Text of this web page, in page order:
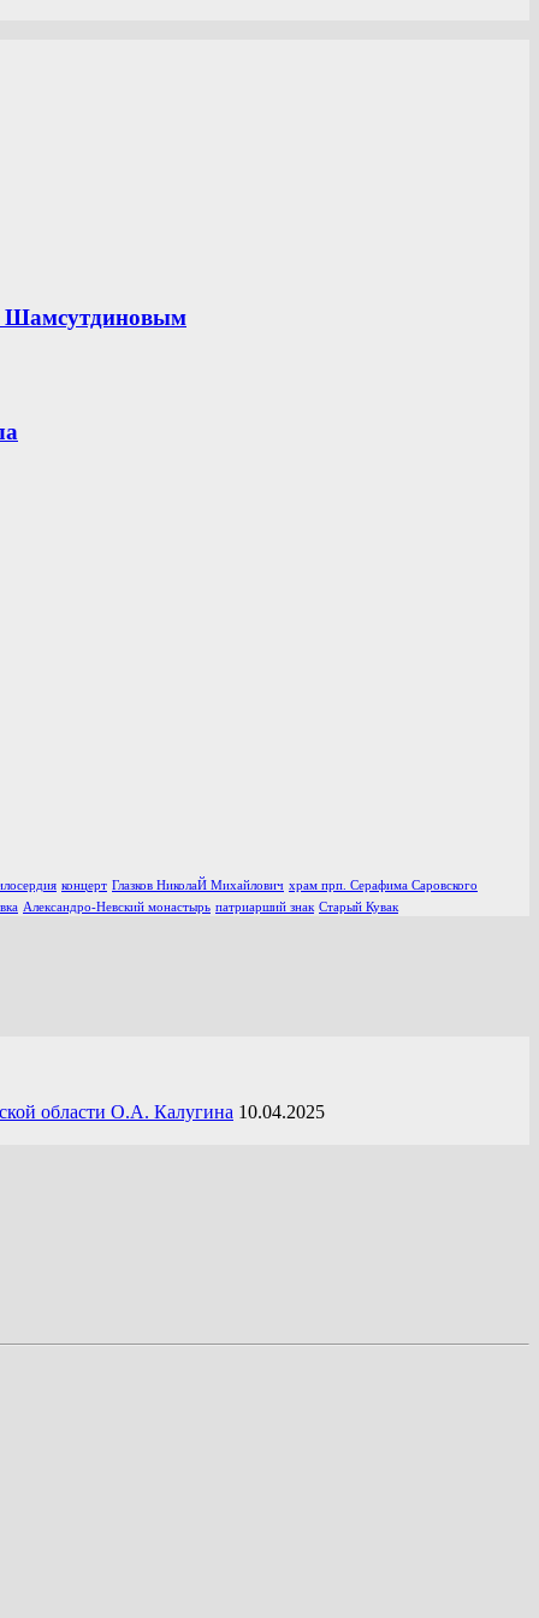
Шамсутдиновым
концерт Глазков НиколаЙ Михайлович храм прп. Серафима Саровского
Александро-Невский монастырь патриарший знак Старый Кувак
области О.А. Калугина 10.04.2025